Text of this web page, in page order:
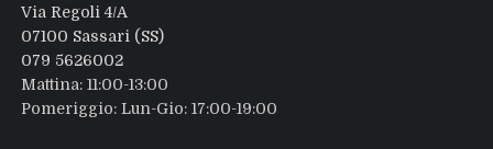
Via Regoli 4/A
07100 Sassari (SS)
079 5626002
Mattina: 11:00-13:00
Pomeriggio: Lun-Gio: 17:00-19:00